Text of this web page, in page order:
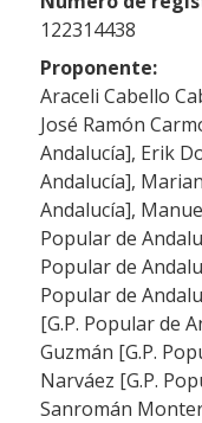
122314438
Proponente:
Araceli Cabello
José Ramón
Andalucía], Erik
Andalucía],
Andalucía],
Popular de
Popular de
Popular de
[G.P. Popular de
Guzmán [G.P.
Narváez [G.P.
Sanromán